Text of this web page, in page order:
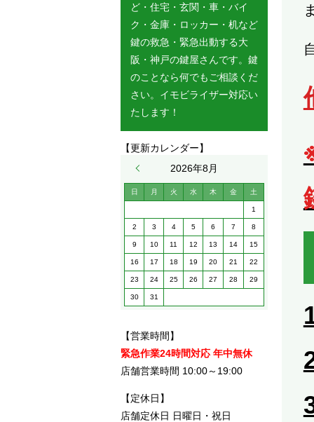
ど・住宅・玄関・車・バイ
ク・金庫・ロッカー・机など
鍵の救急・緊急出動する大
阪・神戸の鍵屋さんです。鍵
のことなら何でもご相談くだ
さい。イモビライザー対応い
たします！
【更新カレンダー】
2026年8月
日 月 火 水 木 金 土
1
2 3 4 5 6 7 8
9 10 11 12 13 14 15
16 17 18 19 20 21 22
23 24 25 26 27 28 29
30 31
【営業時間】
緊急作業24時間対応 年中無休
店舗営業時間 10:00～19:00
【定休日】
店舗定休日 日曜日・祝日